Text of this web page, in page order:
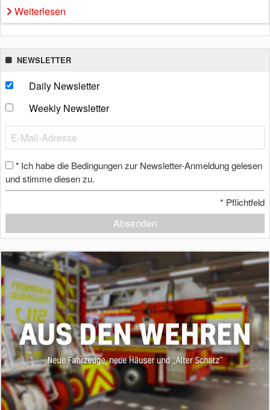
Weiterlesen
NEWSLETTER
Daily Newsletter
Weekly Newsletter
* Ich habe die Bedingungen zur Newsletter-Anmeldung gelesen
und stimme diesen zu.
* Pflichtfeld
Absenden